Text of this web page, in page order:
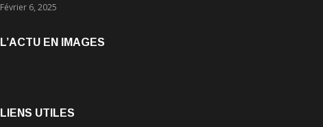
Février 6, 2025
L’ACTU EN IMAGES
LIENS UTILES